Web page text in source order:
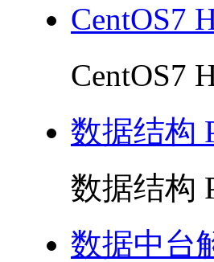
CentOS7
CentOS7
数据结构
数据结构
数据中台